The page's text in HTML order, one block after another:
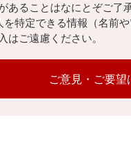
あることはなにとぞご了
を特定できる情報（名前や
はご遠慮ください。
ご意見・ご要望